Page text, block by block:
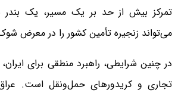
تمرکز بیش از حد بر یک مسیر، یک
می‌تواند زنجیره تأمین کشور را در معرض
در چنین شرایطی، راهبرد منطقی برای
تجاری و کریدورهای حمل‌ونقل است.